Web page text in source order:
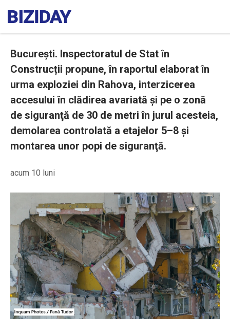
București. Inspectoratul de Stat în
Construcții propune, în raportul elaborat în
urma exploziei din Rahova, interzicerea
accesului în clădirea avariată şi pe o zonă
de siguranţă de 30 de metri în jurul acesteia,
demolarea controlată a etajelor 5–8 şi
montarea unor popi de siguranţă.
acum 10 luni